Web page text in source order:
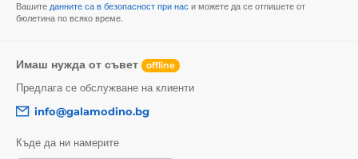
Вашите данните са в безопасност при нас и можете да се отпишете от
бюлетина по всяко време.
Имаш нужда от съвет offline
Предлага се обслужване на клиенти
info@galamodino.bg
Къде да ни намерите